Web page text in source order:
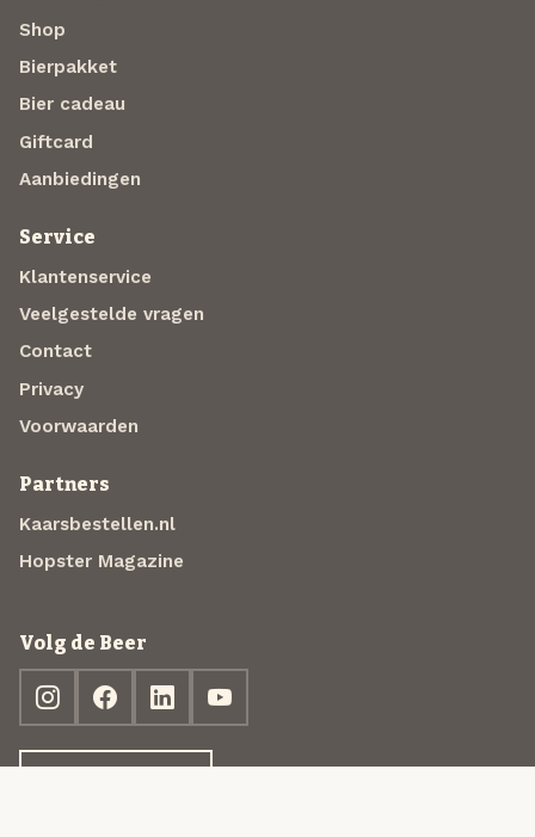
Shop
Bierpakket
Bier cadeau
Giftcard
Aanbiedingen
Service
Klantenservice
Veelgestelde vragen
Contact
Privacy
Voorwaarden
Partners
Kaarsbestellen.nl
Hopster Magazine
Volg de Beer